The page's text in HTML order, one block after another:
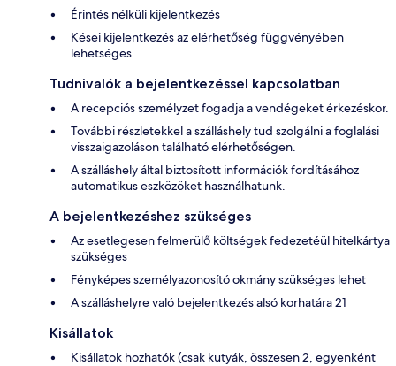
Érintés nélküli kijelentkezés
Kései kijelentkezés az elérhetőség függvényében
lehetséges
Tudnivalók a bejelentkezéssel kapcsolatban
A recepciós személyzet fogadja a vendégeket érkezéskor.
További részletekkel a szálláshely tud szolgálni a foglalási
visszaigazoláson található elérhetőségen.
A szálláshely által biztosított információk fordításához
automatikus eszközöket használhatunk.
A bejelentkezéshez szükséges
Az esetlegesen felmerülő költségek fedezetéül hitelkártya
szükséges
Fényképes személyazonosító okmány szükséges lehet
A szálláshelyre való bejelentkezés alsó korhatára 21
Kisállatok
Kisállatok hozhatók (csak kutyák, összesen 2, egyenként